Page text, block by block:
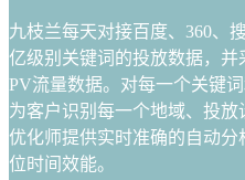
九枝兰每天对接百度、360、
亿级别关键词的投放数据，
PV流量数据。对每一个关键
为客户识别每一个地域、投
优化师提供实时准确的自动
位时间效能。